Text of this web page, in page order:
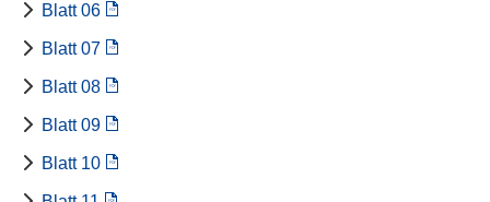
Blatt 06
Blatt 07
Blatt 08
Blatt 09
Blatt 10